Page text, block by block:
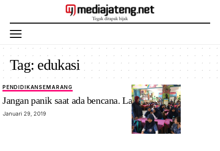
Tag: edukasi
PENDIDIKANSEMARANG
Jangan panik saat ada bencana. Lakukan ini !
Januari 29, 2019